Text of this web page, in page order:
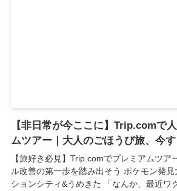
【非日常が今ここに】Trip.comで
ムツアー｜大人のごほうび旅、今す
【旅好き必見】Trip.comでプレミアムツア
ル改善の第一歩を踏み出そう ポケモン発
ションシティ&うめきた 「なんか、最近